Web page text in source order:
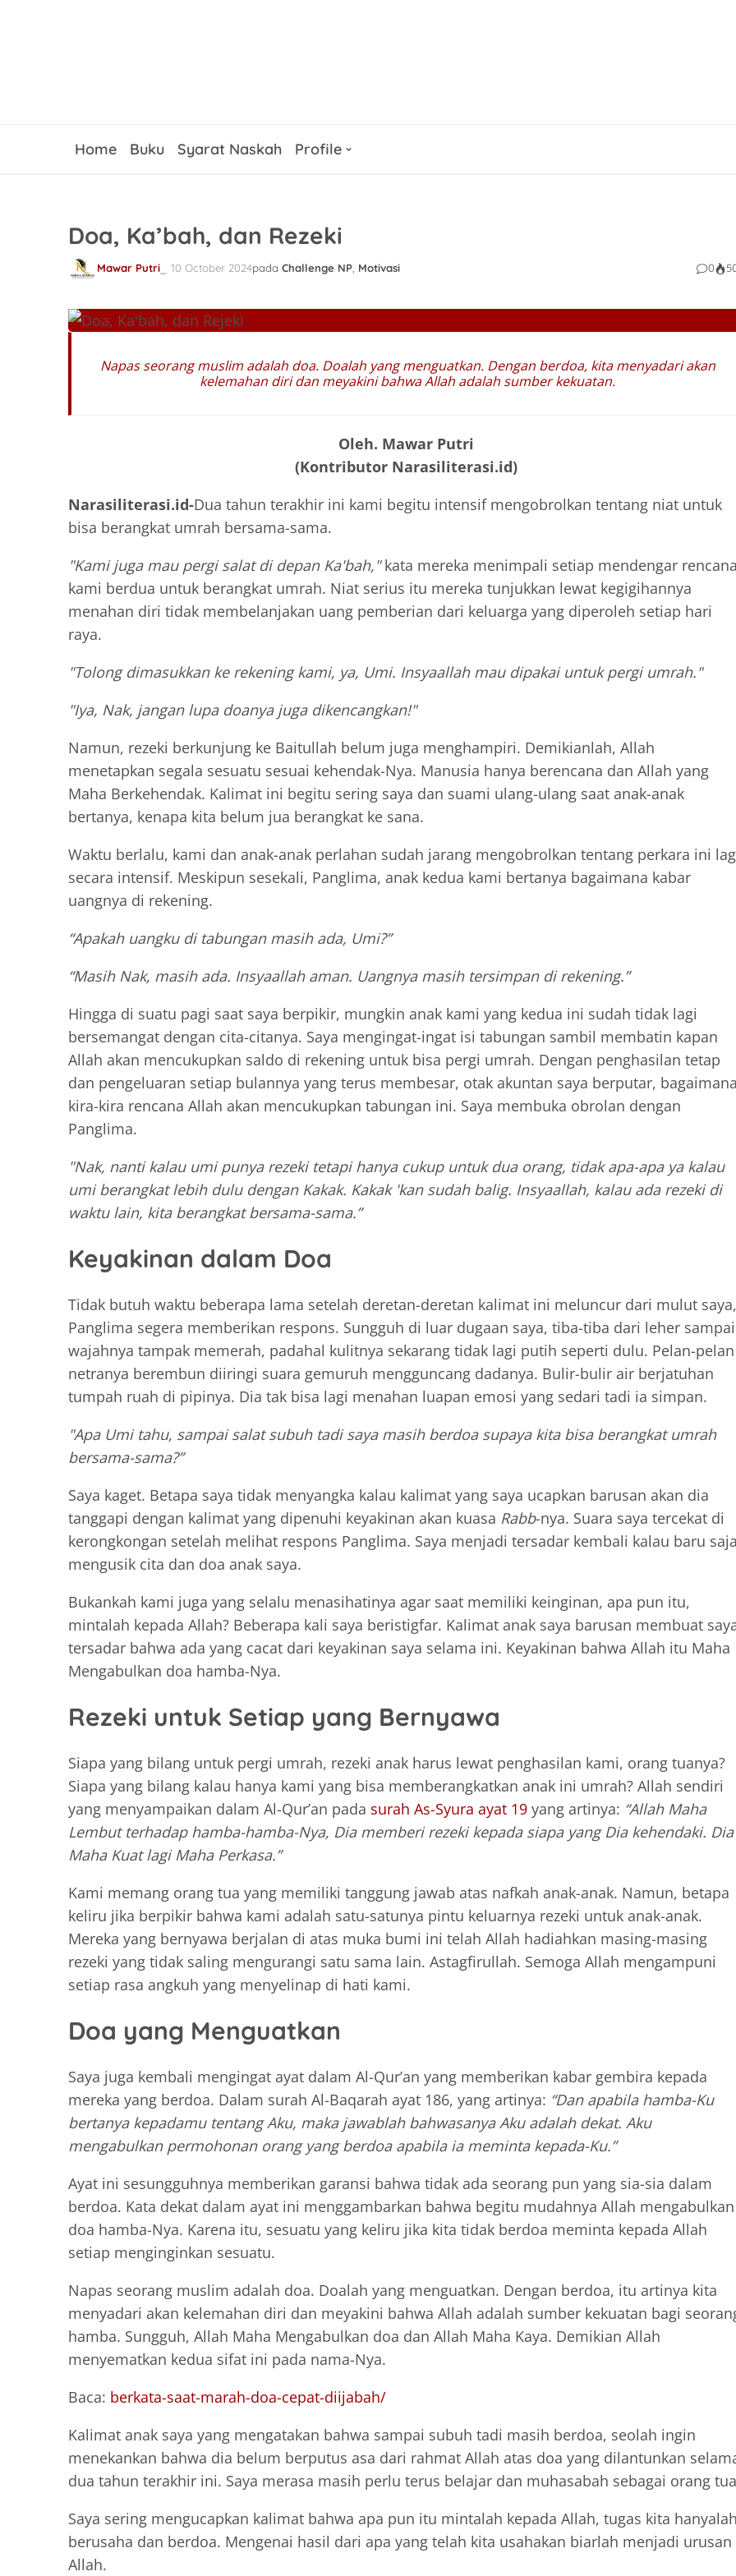
Home Buku Syarat Naskah Profile
Doa, Ka’bah, dan Rezeki
Mawar Putri 10 October 2024pada Challenge NP Motivasi 0
Napas seorang muslim adalah doa. Doalah yang menguatkan. Dengan berdoa, kita menyadari akan
kelemahan diri dan meyakini bahwa Allah adalah sumber kekuatan.
Oleh. Mawar Putri
(Kontributor Narasiliterasi.id)
Narasiliterasi.id-Dua tahun terakhir ini kami begitu intensif mengobrolkan tentang niat untuk
bisa berangkat umrah bersama-sama.
"Kami juga mau pergi salat di depan Ka'bah,"kata mereka menimpali setiap mendengar rencana
kami berdua untuk berangkat umrah. Niat serius itu mereka tunjukkan lewat kegigihannya
menahan diri tidak membelanjakan uang pemberian dari keluarga yang diperoleh setiap hari
raya.
"Tolong dimasukkan ke rekening kami, ya, Umi. Insyaallah mau dipakai untuk pergi umrah."
"Iya, Nak, jangan lupa doanya juga dikencangkan!"
Namun, rezeki berkunjung ke Baitullah belum juga menghampiri. Demikianlah, Allah
menetapkan segala sesuatu sesuai kehendak-Nya. Manusia hanya berencana dan Allah yang
Maha Berkehendak. Kalimat ini begitu sering saya dan suami ulang-ulang saat anak-anak
bertanya, kenapa kita belum jua berangkat ke sana.
Waktu berlalu, kami dan anak-anak perlahan sudah jarang mengobrolkan tentang perkara ini
secara intensif. Meskipun sesekali, Panglima, anak kedua kami bertanya bagaimana kabar
uangnya di rekening.
“Apakah uangku di tabungan masih ada, Umi?”
“Masih Nak, masih ada. Insyaallah aman. Uangnya masih tersimpan di rekening.”
Hingga di suatu pagi saat saya berpikir, mungkin anak kami yang kedua ini sudah tidak lagi
bersemangat dengan cita-citanya. Saya mengingat-ingat isi tabungan sambil membatin kapan
Allah akan mencukupkan saldo di rekening untuk bisa pergi umrah. Dengan penghasilan tetap
dan pengeluaran setiap bulannya yang terus membesar, otak akuntan saya berputar, bagaimana
kira-kira rencana Allah akan mencukupkan tabungan ini. Saya membuka obrolan dengan
Panglima.
"Nak, nanti kalau umi punya rezeki tetapi hanya cukup untuk dua orang, tidak apa-apa ya kalau
umi berangkat lebih dulu dengan Kakak. Kakak 'kan sudah balig. Insyaallah, kalau ada rezeki di
waktu lain, kita berangkat bersama-sama.”
Keyakinan dalam Doa
Tidak butuh waktu beberapa lama setelah deretan-deretan kalimat ini meluncur dari mulut saya,
Panglima segera memberikan respons. Sungguh di luar dugaan saya, tiba-tiba dari leher sampai
wajahnya tampak memerah, padahal kulitnya sekarang tidak lagi putih seperti dulu. Pelan-pelan
netranya berembun diiringi suara gemuruh mengguncang dadanya. Bulir-bulir air berjatuhan
tumpah ruah di pipinya. Dia tak bisa lagi menahan luapan emosi yang sedari tadi ia simpan.
"Apa Umi tahu, sampai salat subuh tadi saya masih berdoa supaya kita bisa berangkat umrah
bersama-sama?”
Saya kaget. Betapa saya tidak menyangka kalau kalimat yang saya ucapkan barusan akan dia
tanggapi dengan kalimat yang dipenuhi keyakinan akan kuasa Rabb-nya. Suara saya tercekat di
kerongkongan setelah melihat respons Panglima. Saya menjadi tersadar kembali kalau baru saja
mengusik cita dan doa anak saya.
Bukankah kami juga yang selalu menasihatinya agar saat memiliki keinginan, apa pun itu,
mintalah kepada Allah? Beberapa kali saya beristigfar. Kalimat anak saya barusan membuat
tersadar bahwa ada yang cacat dari keyakinan saya selama ini. Keyakinan bahwa Allah itu Maha
Mengabulkan doa hamba-Nya.
Rezeki untuk Setiap yang Bernyawa
Siapa yang bilang untuk pergi umrah, rezeki anak harus lewat penghasilan kami, orang tuanya?
Siapa yang bilang kalau hanya kami yang bisa memberangkatkan anak ini umrah? Allah sendiri
yang menyampaikan dalam Al-Qur’an pada surah As-Syura ayat 19 yang artinya: “Allah Maha
Lembut terhadap hamba-hamba-Nya, Dia memberi rezeki kepada siapa yang Dia kehendaki. Dia
Maha Kuat lagi Maha Perkasa.”
Kami memang orang tua yang memiliki tanggung jawab atas nafkah anak-anak. Namun, betapa
keliru jika berpikir bahwa kami adalah satu-satunya pintu keluarnya rezeki untuk anak-anak.
Mereka yang bernyawa berjalan di atas muka bumi ini telah Allah hadiahkan masing-masing
rezeki yang tidak saling mengurangi satu sama lain. Astagfirullah. Semoga Allah mengampuni
setiap rasa angkuh yang menyelinap di hati kami.
Doa yang Menguatkan
Saya juga kembali mengingat ayat dalam Al-Qur’an yang memberikan kabar gembira kepada
mereka yang berdoa. Dalam surah Al-Baqarah ayat 186, yang artinya: “Dan apabila hamba-Ku
bertanya kepadamu tentang Aku, maka jawablah bahwasanya Aku adalah dekat. Aku
mengabulkan permohonan orang yang berdoa apabila ia meminta kepada-Ku.”
Ayat ini sesungguhnya memberikan garansi bahwa tidak ada seorang pun yang sia-sia dalam
berdoa. Kata dekat dalam ayat ini menggambarkan bahwa begitu mudahnya Allah mengabulkan
doa hamba-Nya. Karena itu, sesuatu yang keliru jika kita tidak berdoa meminta kepada Allah
setiap menginginkan sesuatu.
Napas seorang muslim adalah doa. Doalah yang menguatkan. Dengan berdoa, itu artinya kita
menyadari akan kelemahan diri dan meyakini bahwa Allah adalah sumber kekuatan bagi
hamba. Sungguh, Allah Maha Mengabulkan doa dan Allah Maha Kaya. Demikian Allah
menyematkan kedua sifat ini pada nama-Nya.
Baca: berkata-saat-marah-doa-cepat-diijabah/
Kalimat anak saya yang mengatakan bahwa sampai subuh tadi masih berdoa, seolah ingin
menekankan bahwa dia belum berputus asa dari rahmat Allah atas doa yang dilantunkan
dua tahun terakhir ini. Saya merasa masih perlu terus belajar dan muhasabah sebagai orang
Saya sering mengucapkan kalimat bahwa apa pun itu mintalah kepada Allah, tugas kita hanyalah
berusaha dan berdoa. Mengenai hasil dari apa yang telah kita usahakan biarlah menjadi urusan
Allah.